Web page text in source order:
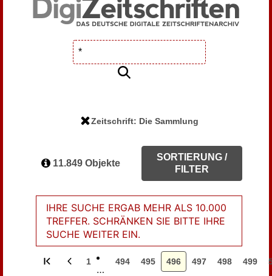
Zeitschrift: Die Sammlung
11.849 Objekte
SORTIERUNG /
FILTER
IHRE SUCHE ERGAB MEHR ALS 10.000
TREFFER. SCHRÄNKEN SIE BITTE IHRE
SUCHE WEITER EIN.
1
…
494 495 496 497 498 499